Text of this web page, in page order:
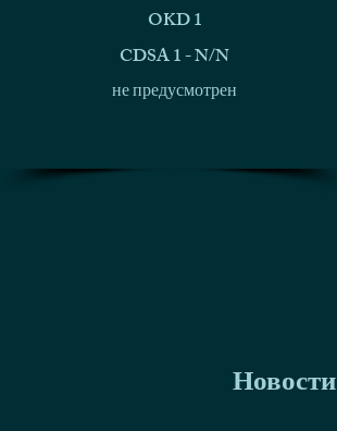
OKD 1
CDSA 1 - N/N
не предусмотрен
Новости